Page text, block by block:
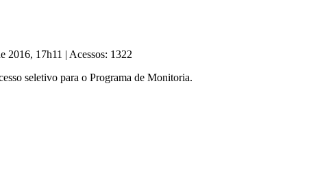
2016, 17h11 | Acessos: 1322
seletivo para o Programa de Monitoria.